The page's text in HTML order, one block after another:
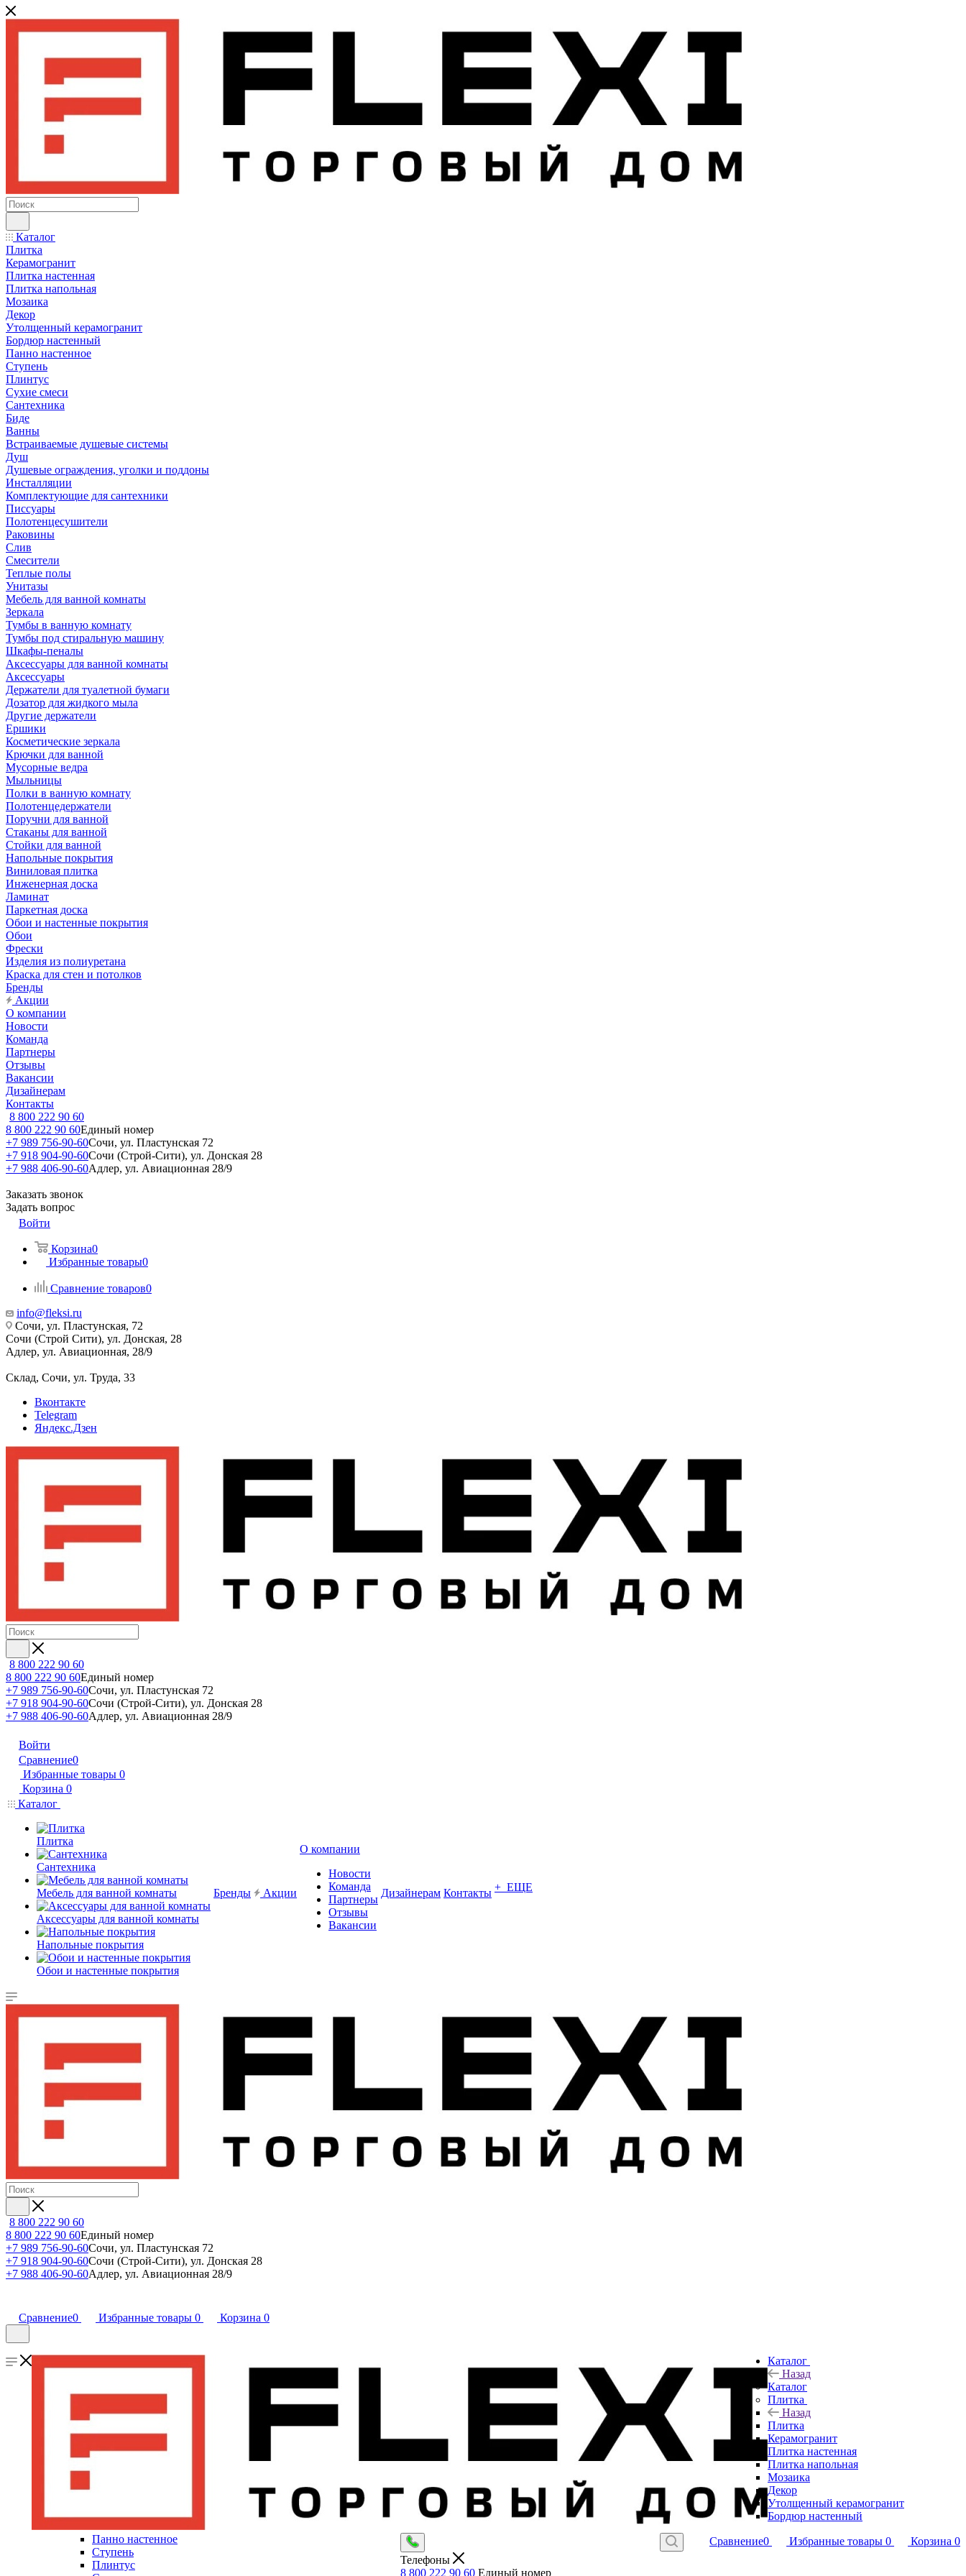
Каталог
Плитка
Керамогранит
Плитка настенная
Плитка напольная
Мозаика
Декор
Утолщенный керамогранит
Бордюр настенный
Панно настенное
Ступень
Плинтус
Сухие смеси
Сантехника
Биде
Ванны
Встраиваемые душевые системы
Душ
Душевые ограждения, уголки и поддоны
Инсталляции
Комплектующие для сантехники
Писсуары
Полотенцесушители
Раковины
Слив
Смесители
Теплые полы
Унитазы
Мебель для ванной комнаты
Зеркала
Тумбы в ванную комнату
Тумбы под стиральную машину
Шкафы-пеналы
Аксессуары для ванной комнаты
Аксессуары
Держатели для туалетной бумаги
Дозатор для жидкого мыла
Другие держатели
Ершики
Косметические зеркала
Крючки для ванной
Мусорные ведра
Мыльницы
Полки в ванную комнату
Полотенцедержатели
Поручни для ванной
Стаканы для ванной
Стойки для ванной
Напольные покрытия
Виниловая плитка
Инженерная доска
Ламинат
Паркетная доска
Обои и настенные покрытия
Обои
Фрески
Изделия из полиуретана
Краска для стен и потолков
Бренды
Акции
О компании
Новости
Команда
Партнеры
Отзывы
Вакансии
Дизайнерам
Контакты
8 800 222 90 60
8 800 222 90 60Единый номер
+7 989 756-90-60Сочи, ул. Пластунская 72
+7 918 904-90-60Сочи (Строй-Сити), ул. Донская 28
+7 988 406-90-60Адлер, ул. Авиационная 28/9
Заказать звонок
Задать вопрос
Войти
Корзина0
Избранные товары0
Сравнение товаров0
info@fleksi.ru
Сочи, ул. Пластунская, 72
Сочи (Строй Сити), ул. Донская, 28
Адлер, ул. Авиационная, 28/9
Склад, Сочи, ул. Труда, 33
Вконтакте
Telegram
Яндекс.Дзен
8 800 222 90 60
8 800 222 90 60Единый номер
+7 989 756-90-60Сочи, ул. Пластунская 72
+7 918 904-90-60Сочи (Строй-Сити), ул. Донская 28
+7 988 406-90-60Адлер, ул. Авиационная 28/9
Войти
Сравнение0
Избранные товары 0
Корзина 0
Каталог
Плитка
Сантехника
Мебель для ванной комнаты
Аксессуары для ванной комнаты
Напольные покрытия
Обои и настенные покрытия
Бренды Акции
О компании
Новости
Команда
Партнеры
Отзывы
Вакансии
Дизайнерам Контакты + ЕЩЕ
8 800 222 90 60
8 800 222 90 60Единый номер
+7 989 756-90-60Сочи, ул. Пластунская 72
+7 918 904-90-60Сочи (Строй-Сити), ул. Донская 28
+7 988 406-90-60Адлер, ул. Авиационная 28/9
Сравнение0 Избранные товары 0 Корзина 0
Сравнение0 Избранные товары 0 Корзина 0
Телефоны
8 800 222 90 60 Единый номер
Каталог
Назад
Каталог
Плитка
Назад
Плитка
Керамогранит
Плитка настенная
Плитка напольная
Мозаика
Декор
Утолщенный керамогранит
Бордюр настенный
Панно настенное
Ступень
Плинтус